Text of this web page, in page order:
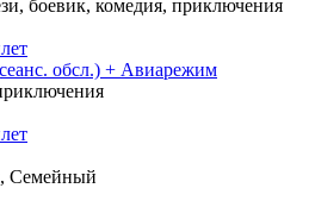
боевик, комедия, приключения
обсл.) + Aвиарежим
Семейный